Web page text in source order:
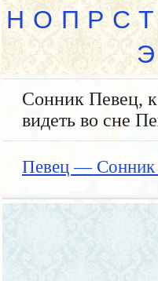
Н О П Р С Т
Э
Сонник Певец,
видеть во сне
Певец — Сонник